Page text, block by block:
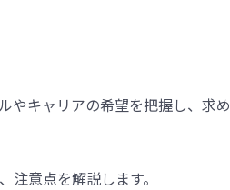
やキャリアの希望を把握し、求
意点を解説します。